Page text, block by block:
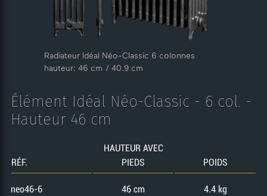
Radiateur Idéal Néo-Classic 6 colonnes
hauteur: 46 cm / 40.9 cm
Élément Idéal Néo-Classic - 6 col. -
Hauteur 46 cm
RÉF.
HAUTEUR AVEC
PIEDS
POIDS
neo46-6 46 cm 4.4 kg